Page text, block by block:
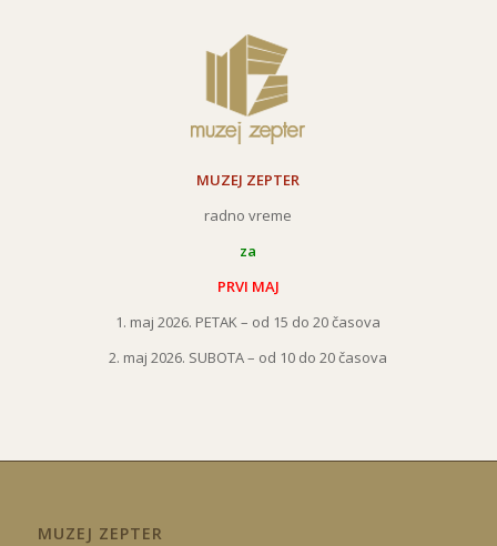
MUZEJ ZEPTER
radno vreme
za
PRVI MAJ
1. maj 2026. PETAK – od 15 do 20 časova
2. maj 2026. SUBOTA – od 10 do 20 časova
MUZEJ ZEPTER